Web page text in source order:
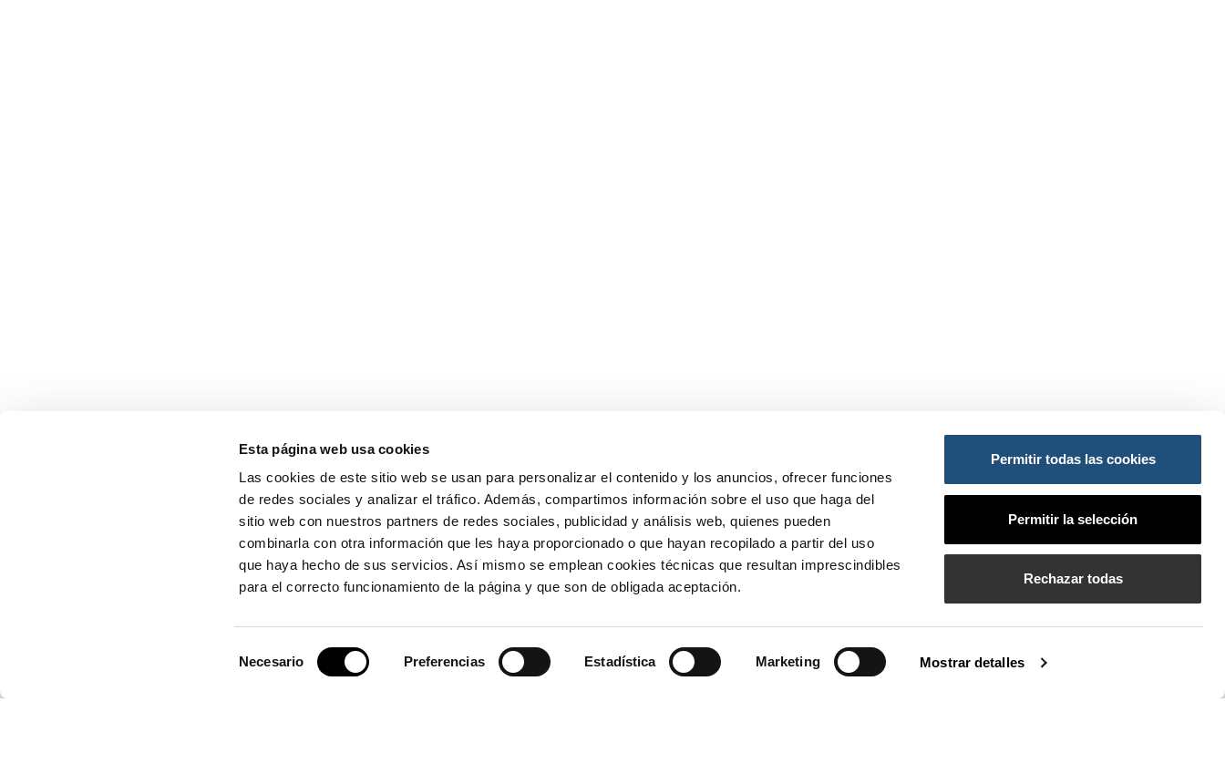
Esta página web usa cookies
Las cookies de este sitio web se usan para personalizar el contenido y los anuncios, ofrecer funciones
de redes sociales y analizar el tráfico. Además, compartimos información sobre el uso que haga del
sitio web con nuestros partners de redes sociales, publicidad y análisis web, quienes pueden
combinarla con otra información que les haya proporcionado o que hayan recopilado a partir del uso
que haya hecho de sus servicios. Así mismo se emplean cookies técnicas que resultan imprescindibles
para el correcto funcionamiento de la página y que son de obligada aceptación.
Necesario Preferencias Estadística Marketing Mostrar detalles
Permitir todas las cookies
Permitir la selección
Rechazar todas
CONTÁCTANOS
963 939 500
Centro de Control de Emergencias 900 859 573*
Ministerio de Transportes y Movilidad Sostenible
Puertos del Estado
Derecho de acceso
Canal Ético
Canal Externo AIPI
Asociación de Jubilados de la APV